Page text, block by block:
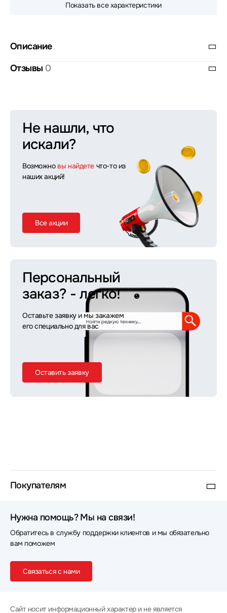
Показать все характеристики
Описание
Отзывы 0
Не нашли, что
искали?
Возможно вы найдете что-то из
наших акций!
Все акции
Персональный
заказ? - легко!
Оставьте заявку и мы закажем
его специально для вас
Оставить заявку
Покупателям
Нужна помощь? Мы на связи!
Обратитесь в службу поддержки клиентов и мы обязательно
вам поможем
Связаться с нами
Сайт носит информационный характер и не является